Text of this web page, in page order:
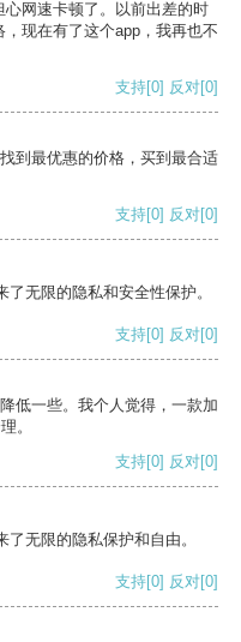
网速卡顿了。以前出差的时
现在有了这个app，我再也不
支持[0] 反对[0]
到最优惠的价格，买到最合适
支持[0] 反对[0]
无限的隐私和安全性保护。
支持[0] 反对[0]
低一些。我个人觉得，一款加
。
支持[0] 反对[0]
无限的隐私保护和自由。
支持[0] 反对[0]